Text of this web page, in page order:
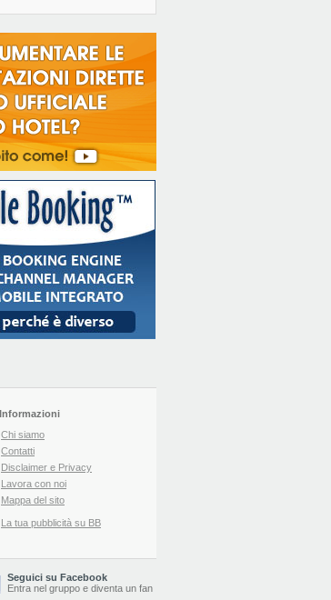
Informazioni
Chi siamo
Contatti
Disclaimer e Privacy
Lavora con noi
Mappa del sito
La tua pubblicità su BB
Seguici su Facebook
Entra nel gruppo e diventa un fan